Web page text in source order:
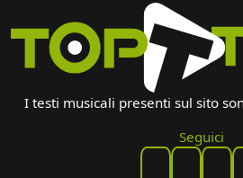
I testi musicali presenti sul sito
Seguici